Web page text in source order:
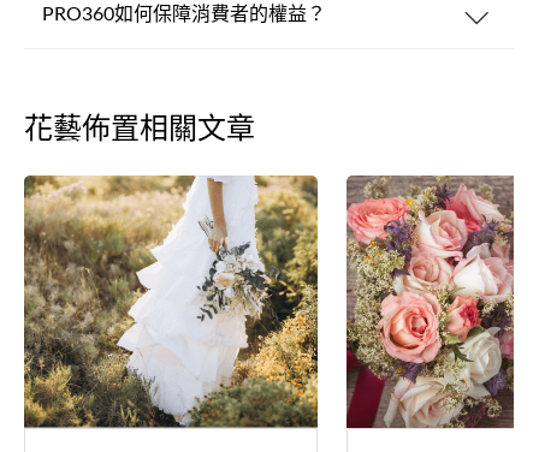
PRO360如何保障消費者的權益？
花藝佈置相關文章